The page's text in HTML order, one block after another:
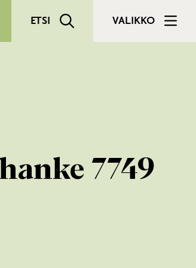
ETSI VALIKKO
7749